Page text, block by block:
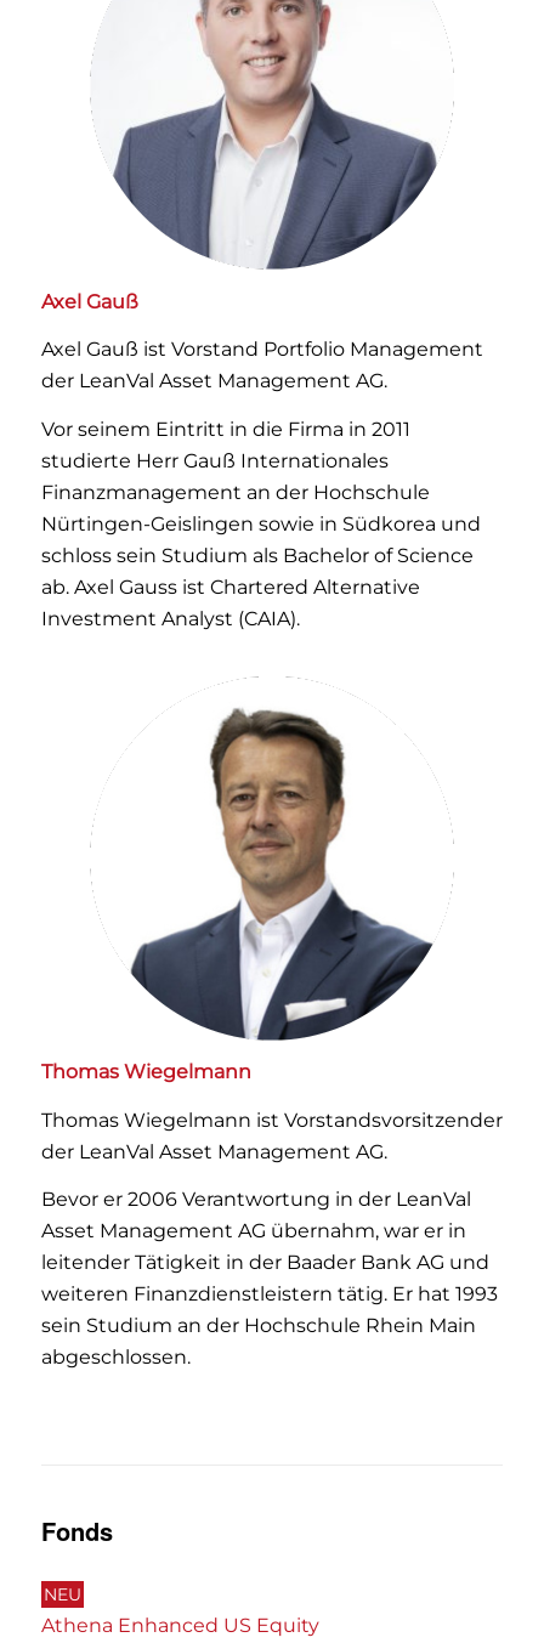
Axel Gauß
Axel Gauß ist Vorstand Portfolio Management
der LeanVal Asset Management AG.
Vor seinem Eintritt in die Firma in 2011
studierte Herr Gauß Internationales
Finanzmanagement an der Hochschule
Nürtingen-Geislingen sowie in Südkorea und
schloss sein Studium als Bachelor of Science
ab. Axel Gauss ist Chartered Alternative
Investment Analyst (CAIA).
Thomas Wiegelmann
Thomas Wiegelmann ist Vorstandsvorsitzender
der LeanVal Asset Management AG.
Bevor er 2006 Verantwortung in der LeanVal
Asset Management AG übernahm, war er in
leitender Tätigkeit in der Baader Bank AG und
weiteren Finanzdienstleistern tätig. Er hat 1993
sein Studium an der Hochschule Rhein Main
abgeschlossen.
Fonds
NEU
Athena Enhanced US Equity